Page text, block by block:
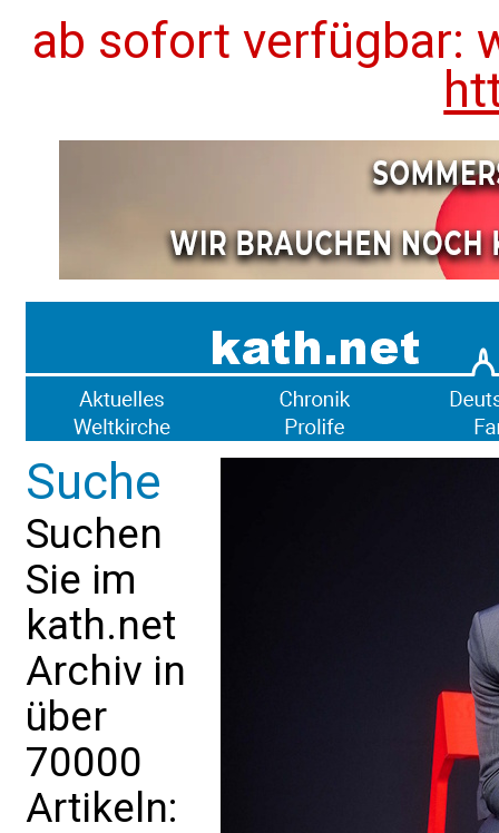
ab sofort verfügbar:
Suche
Suchen
Sie im
kath.net
Archiv in
über
70000
Artikeln: